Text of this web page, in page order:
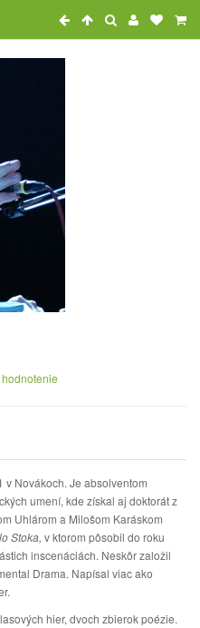
Novákoch. Je absolventom
umení, kde získal aj doktorát z
Uhlárom a Milošom Karáskom
Stoka, v ktorom pôsobil do roku
inscenáciách. Neskôr založil
Drama. Napísal viac ako
hier, dvoch zbierok poézie.